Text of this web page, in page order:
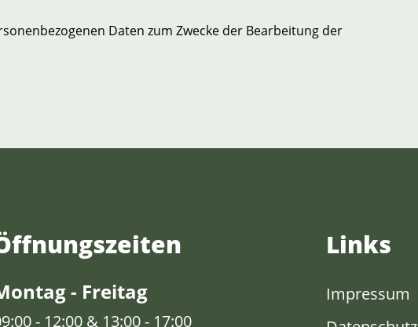
Daten zum Zwecke der Bearbeitung der
- Freitag
- 12:00 & 13:00 - 17:00
Links
Impressum